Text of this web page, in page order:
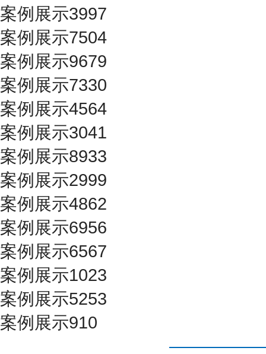
案例展示3997
案例展示7504
案例展示9679
案例展示7330
案例展示4564
案例展示3041
案例展示8933
案例展示2999
案例展示4862
案例展示6956
案例展示6567
案例展示1023
案例展示5253
案例展示910